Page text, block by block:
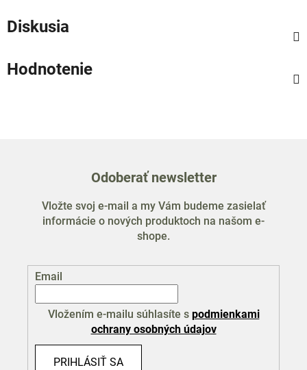
Diskusia
Hodnotenie
Odoberať newsletter
Vložte svoj e-mail a my Vám budeme zasielať
informácie o nových produktoch na našom e-
shope.
Email
Vložením e-mailu súhlasíte s podmienkami
ochrany osobných údajov
PRIHLÁSIŤ SA